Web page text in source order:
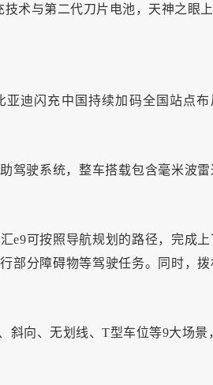
迪闪充中国持续加码全国站点
驾驶系统，整车搭载包含毫米波
e9可按照导航规划的路径，完成
部分障碍物等驾驶任务。同时，
斜向、无划线、T型车位等9大场景